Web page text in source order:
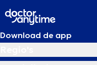
Download de app